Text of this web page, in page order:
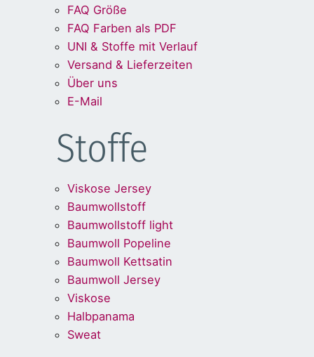
FAQ Größe
FAQ Farben als PDF
UNI & Stoffe mit Verlauf
Versand & Lieferzeiten
Über uns
E-Mail
Stoffe
Viskose Jersey
Baumwollstoff
Baumwollstoff light
Baumwoll Popeline
Baumwoll Kettsatin
Baumwoll Jersey
Viskose
Halbpanama
Sweat